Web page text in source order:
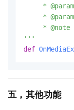
* @param
* @param
* @note
'''
def
五，其他功能